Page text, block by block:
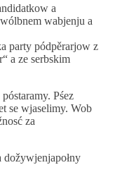
a
wabjenju a
party pódpěrarjow z
a ze serbskim
Pśez
se wjaselimy. Wob
za
dožywjenjapołny